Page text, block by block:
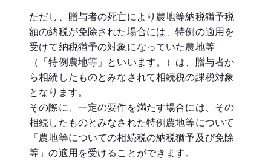
ただし、贈与者の死亡により農地等納税猶予税
額の納税が免除された場合には、特例の適用を
受けて納税猶予の対象になっていた農地等
（「特例農地等」といいます。）は、贈与者か
ら相続したものとみなされて相続税の課税対象
となります。
その際に、一定の要件を満たす場合には、その
相続したものとみなされた特例農地等について
「農地等についての相続税の納税猶予及び免除
等」の適用を受けることができます。